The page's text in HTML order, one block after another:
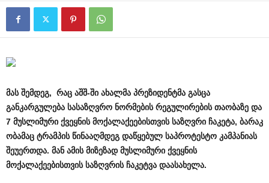
მას შემდეგ, რაც აშშ-ში ახალმა პრეზიდენტმა გასცა
განკარგულება სასაზღვრო ნორმების რეგულირების თაობაზე და
7 მუსლიმური ქვეყნის მოქალაქეებისთვის საზღვრი ჩაკეტა, ბარაკ
ობამაც ტრამპის წინააღმდეგ დაწყებულ საპროტესტო კამპანიას
შეუერთდა. მან ამის მიზეზად მუსლიმური ქვეყნის
მოქალაქეებისთვის საზღვრის ჩაკეტვა დაასახელა.